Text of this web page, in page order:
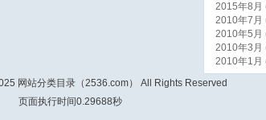
2015年8月
2010年7月
2010年5月
2010年3月
2010年1月
网站分类目录（2536.com） All Rights Reserved
页面执行时间0.29688秒